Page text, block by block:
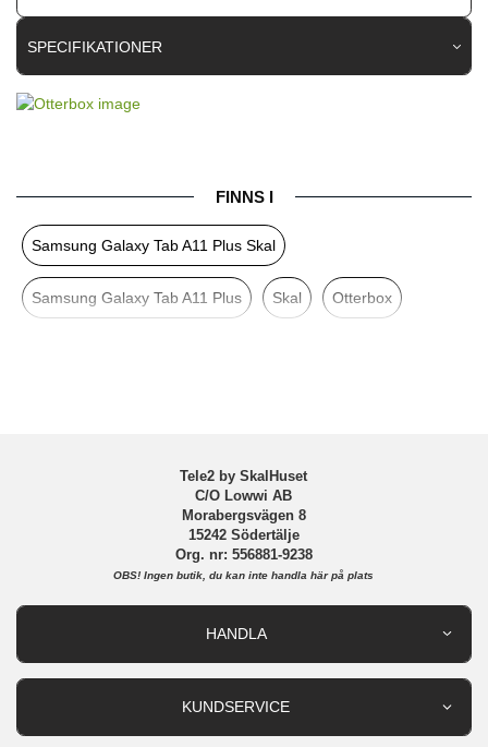
SPECIFIKATIONER
Material Hårdplast (PC), Mjukplast (TPU)
Otterbox
Tillverkarens art nr 77-99082
FINNS I
Samsung Galaxy Tab A11 Plus Skal
Samsung Galaxy Tab A11 Plus Skal Otterbox
Tele2 by SkalHuset
C/O Lowwi AB
Morabergsvägen 8
15242 Södertälje
Org. nr: 556881-9238
OBS! Ingen butik, du kan inte handla här på plats
HANDLA
KUNDSERVICE